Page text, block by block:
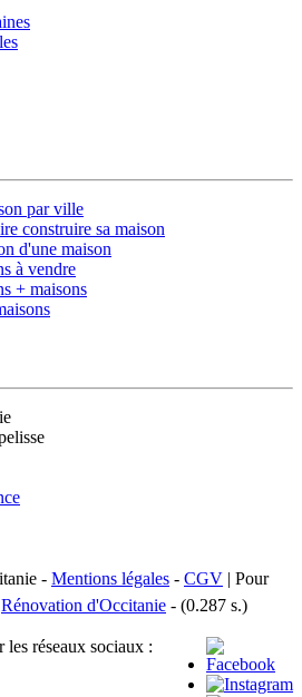
par ville
construire sa maison
d'une maison
à vendre
+ maisons
- Mentions légales - CGV | Pour
Rénovation d'Occitanie - (0.287 s.)
les réseaux sociaux :